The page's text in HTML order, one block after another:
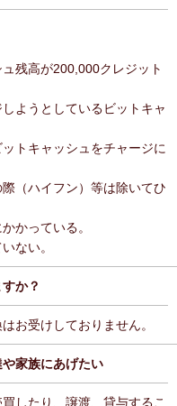
残高が200,000クレジット
ようとしているビットキャ
トキャッシュをチャージに
（ハイフン）等は除いてひ
かっている。
ない。
か？
お受けしておりません。
家族にあげたい
したり、譲渡、貸与するこ